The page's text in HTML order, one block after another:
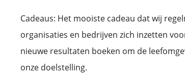
Cadeaus: Het mooiste cadeau dat wij
organisaties en bedrijven zich inzetten
nieuwe resultaten boeken om de
onze doelstelling.